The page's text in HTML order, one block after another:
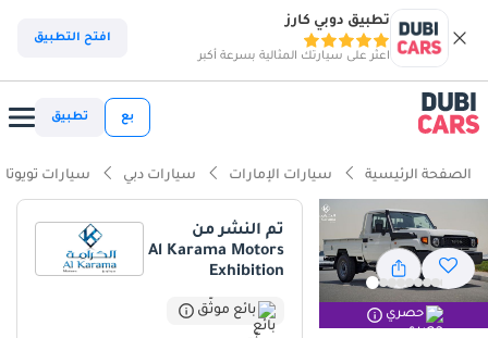
تطبيق دوبي كارز
اعثر على سيارتك المثالية بسرعة أكبر
افتح التطبيق
بع تطبيق
الصفحة الرئيسية سيارات الإمارات سيارات دبي سيارات تويوتا
حصري
تم النشر من
Al Karama Motors
Exhibition
بائع موثّق